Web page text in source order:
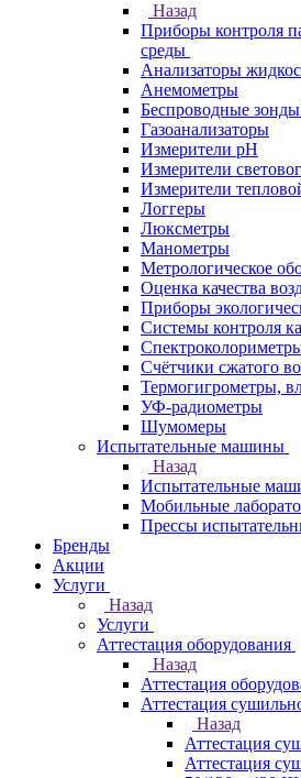
Назад
Приборы контроля
среды
Анализаторы
Анемометры
Беспроводные зонды
Газоанализаторы
Измерители pH
Измерители
Измерители
Логгеры
Люксметры
Манометры
Метрологическое
Оценка качества
Приборы
Системы контроля
Счётчики сжатого
Термогигрометры,
УФ-радиометры
Шумомеры
Испытательные машины
Назад
Испытательные
Мобильные
Прессы
Бренды
Акции
Услуги
Назад
Услуги
Аттестация оборудования
Назад
Аттестация
Аттестация
Назад
Аттестация
Аттестация